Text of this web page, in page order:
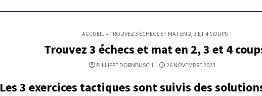
ACCUEIL » TROUVEZ 3 ÉCHECS ET MAT EN 2, 3 ET 4 COUPS
Trouvez 3 échecs et mat en 2, 3 et 4
PHILIPPE DORNBUSCH 26 NOVEMBRE 2023
Les 3 exercices tactiques sont suivis des